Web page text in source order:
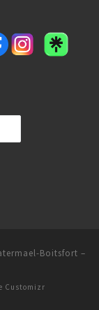
Boitsfort –
Customizr